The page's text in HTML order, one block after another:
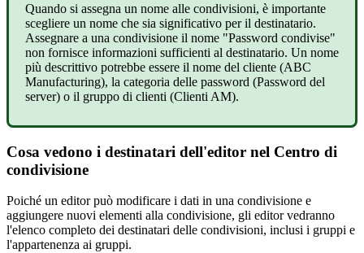
Quando si assegna un nome alle condivisioni, è importante
scegliere un nome che sia significativo per il destinatario.
Assegnare a una condivisione il nome "Password condivise"
non fornisce informazioni sufficienti al destinatario. Un nome
più descrittivo potrebbe essere il nome del cliente (ABC
Manufacturing), la categoria delle password (Password del
server) o il gruppo di clienti (Clienti AM).
Cosa vedono i destinatari dell'editor nel Centro di
condivisione
Poiché un editor può modificare i dati in una condivisione e
aggiungere nuovi elementi alla condivisione, gli editor vedranno
l'elenco completo dei destinatari delle condivisioni, inclusi i gruppi e
l'appartenenza ai gruppi.